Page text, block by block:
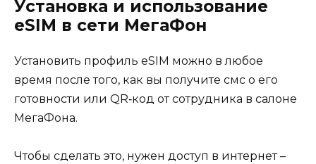
Установка и использование
eSIM в сети МегаФон
Установить профиль eSIM можно в любое
время после того, как вы получите смс о его
готовности или QR‑код от сотрудника в салоне
МегаФона.
Чтобы сделать это, нужен доступ в интернет –